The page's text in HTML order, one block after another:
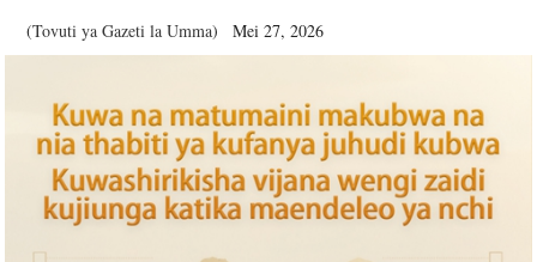
(Tovuti ya Gazeti la Umma) Mei 27, 2026